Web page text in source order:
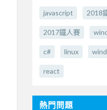
javascript 2018
2017鐵人賽
c# linux
react
熱門問題